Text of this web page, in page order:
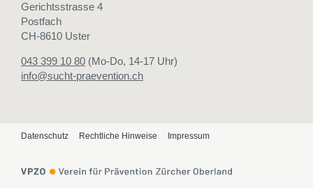
Gerichtsstrasse 4
Postfach
CH-8610 Uster
043 399 10 80 (Mo-Do, 14-17 Uhr)
info@sucht-praevention.ch
Datenschutz Rechtliche Hinweise Impressum